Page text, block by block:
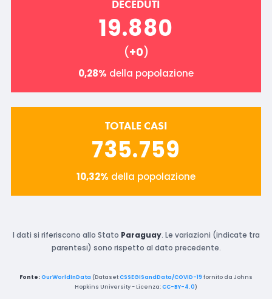
DECEDUTI
19.880
(+0)
0,28% della popolazione
TOTALE CASI
735.759
10,32% della popolazione
I dati si riferiscono allo Stato Paraguay. Le variazioni (indicate tra
parentesi) sono rispetto al dato precedente.
Fonte:OurWorldInData (DatasetCSSEGISandData/COVID-19 fornito da Johns
Hopkins University - Licenza:CC-BY-4.0)